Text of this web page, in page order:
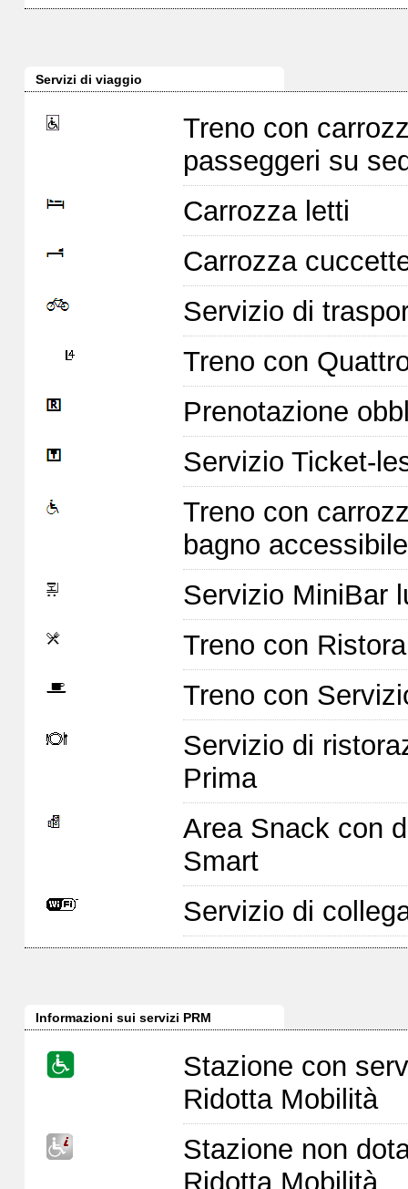
Servizi di viaggio
Treno con
passeggeri su
Carrozza letti
Carrozza
Servizio di
Treno con
Prenotazione
Servizio Ticket-
Treno con
bagno
Servizio MiniBar
Treno con
Treno con
Servizio di
Prima
Area Snack con
Smart
Servizio di
Informazioni sui servizi PRM
Stazione con
Ridotta Mobilità
Stazione non
Ridotta Mobilità